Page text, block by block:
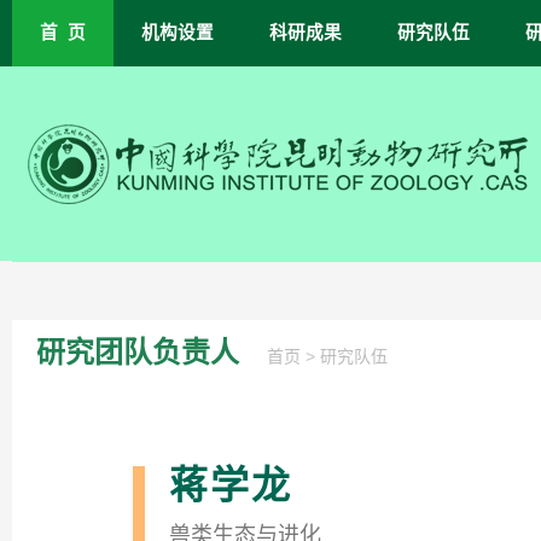
首 页 机构设置 科研成果 研究队伍
研究团队负责人 首页 > 研究队伍
蒋学龙
兽类生态与进化